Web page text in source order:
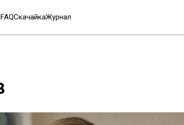
FAQСкачайкаЖурнал